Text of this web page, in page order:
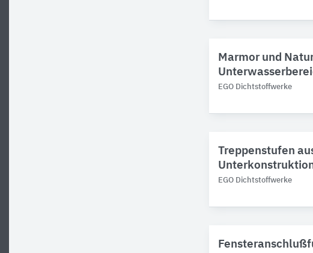
Marmor und
EGO Dichtstoffwerke
Treppenstufen
EGO Dichtstoffwerke